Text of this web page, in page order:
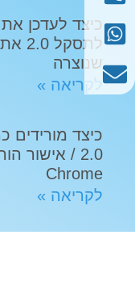
כיצד לעדכן את
לתסקל
שנוצרה
לקריאה »
כיצד מורידים
2.0 / אישור
Chrome
לקריאה »